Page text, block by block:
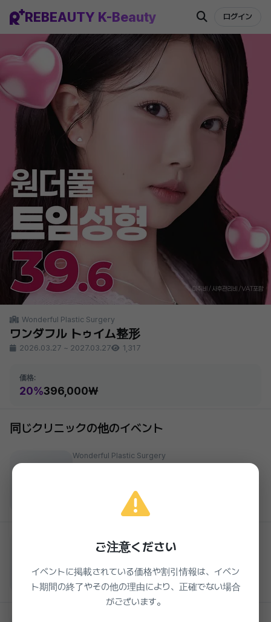
REBEAUTY K-Beauty ログイン
Wonderful Plastic Surgery
ワンダフル トゥイム整形
2026.03.27 ~ 2027.03.27 1,317
価格:
20%396,000₩
同じクリニックの他のイベント
Wonderful Plastic Surgery
2026.03.27 ~ 2027.03.27
準備中
ワンダフル 最後の目再手術
2026.03.27 ~ 2027.03.27
ご注意ください
イベントに掲載されている価格や割引情報は、イベン
ト期間の終了やその他の理由により、正確でない場合
がございます。